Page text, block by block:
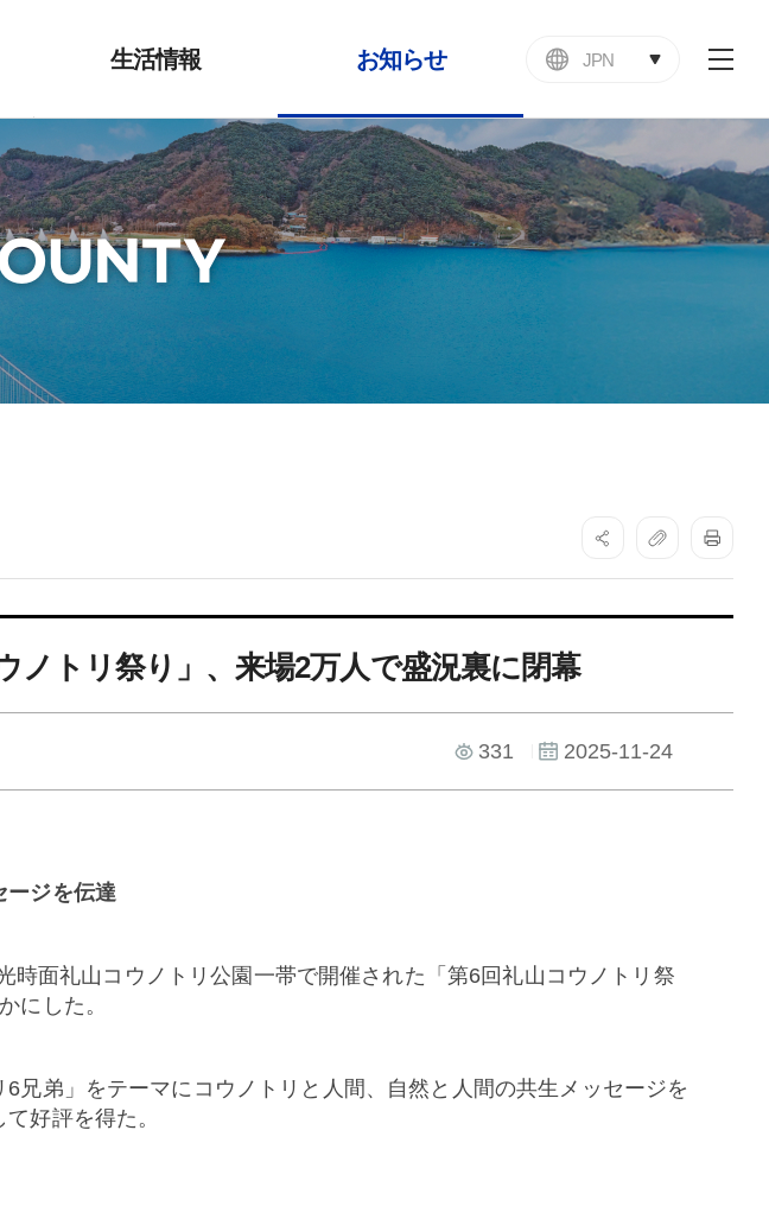
JPN
체
生活情報
転入支援
請願書式の外国
語解釈本
在留地変更申告
女性結婚移民者
家族支援
結婚助成金(祝儀)
タープログラム
外国人総合案内
センター(1345)
Hi Korea
お知らせ
お知らせ
ノトリ祭り」、来場2万人で盛況裏に閉幕
331 2025-11-24
ージを伝達
時面礼山コウノトリ公園一帯で開催された「第6回礼山コウノトリ祭
にした。
6兄弟」をテーマにコウノトリと人間、自然と人間の共生メッセージを
好評を得た。